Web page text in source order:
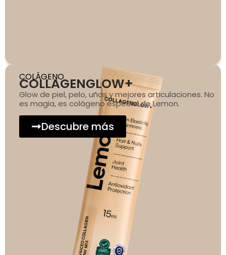
COLÁGENO
COLLAGENGLOW+
Glow de piel, pelo, uñas y mejores articulaciones. No
es magia, es colágeno especial de Lemon.
Descubre más